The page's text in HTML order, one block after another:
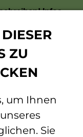
Infos
geht auf Reisen
06.03.2018
ZU
um Ihnen
Sie